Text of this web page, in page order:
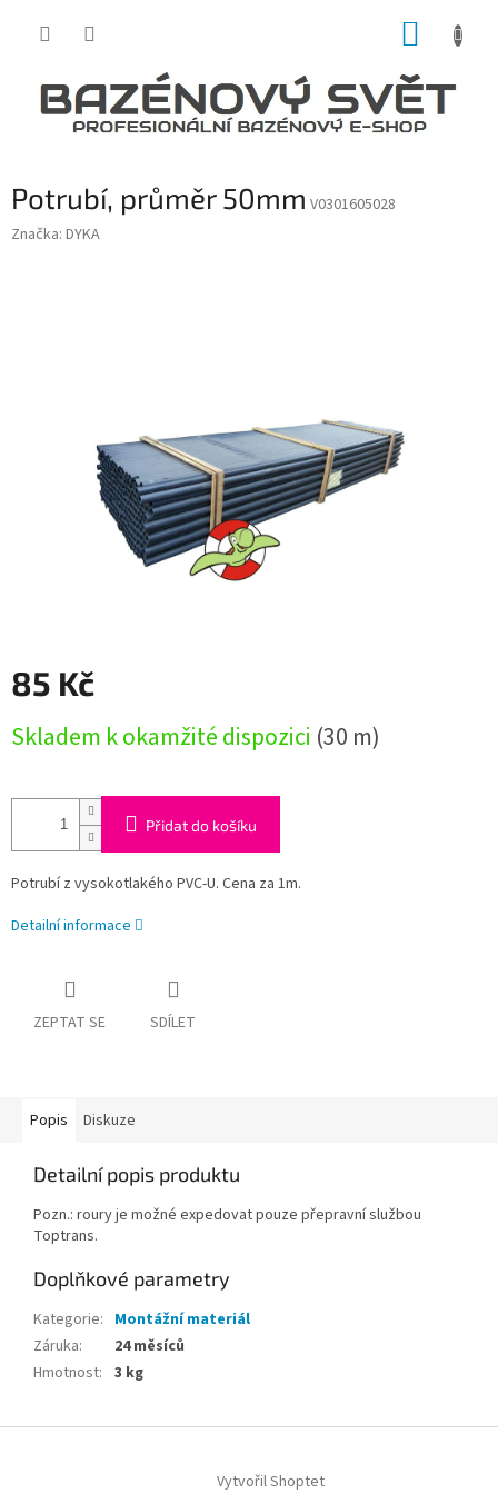
Potrubí, průměr 50mm V0301605028
Značka: DYKA
85 Kč
cena:
Skladem k okamžité dispozici (30 m)
Přidat do košíku
Potrubí z vysokotlakého PVC-U. Cena za 1m.
Detailní informace
ZEPTAT SE SDÍLET
Popis Diskuze
Detailní popis produktu
Pozn.: roury je možné expedovat pouze přepravní službou
Toptrans.
Doplňkové parametry
Kategorie: Montážní materiál
Záruka:
24 měsíců
Hmotnost: 3 kg
Vytvořil Shoptet